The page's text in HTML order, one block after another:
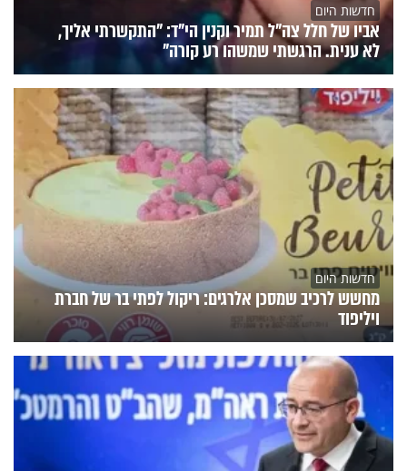
חדשות היום
אביו של חלל צה"ל תמיר וקנין הי"ד: "התקשרתי אליך,
לא ענית. הרגשתי שמשהו רע קורה"
חדשות היום
מחשש לרכיב שמסכן אלרגים: ריקול לפתי בר של חברת
ויליפוד